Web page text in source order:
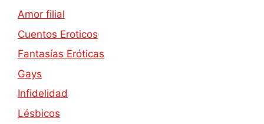
Amor filial
Cuentos Eroticos
Fantasías Eróticas
Gays
Infidelidad
Lésbicos